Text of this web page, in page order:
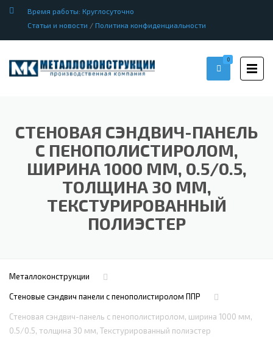
Время работы: Круглосуточно
Статьи и новости / Политика конфиденциальности
0
СТЕНОВАЯ СЭНДВИЧ-ПАНЕЛЬ
С ПЕНОПОЛИСТИРОЛОМ,
ШИРИНА 1000 ММ, 0.5/0.5,
ТОЛЩИНА 30 ММ,
ТЕКСТУРИРОВАННЫЙ
ПОЛИЭСТЕР
Металлоконструкции
Стеновые сэндвич панели с пенополистиролом ППР
Стеновая сэндвич-панель с пенополистиролом, ширина 1000 мм,
0.5/0.5, толщина 30 мм, Текстурированный полиэстер